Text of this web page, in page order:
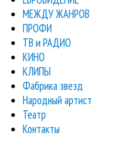
МЕЖДУ ЖАНРОВ
ПРОФИ
ТВ и РАДИО
КИНО
КЛИПЫ
Фабрика звезд
Народный артист
Театр
Контакты